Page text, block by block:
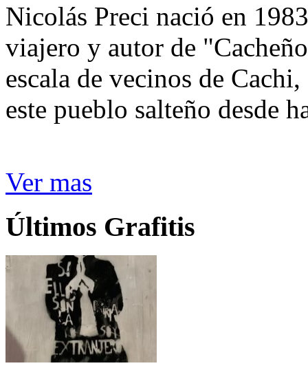
Nicolás Preci nació en
viajero y autor de
escala de vecinos de
este pueblo salteño desde
Ver mas
Últimos Grafitis